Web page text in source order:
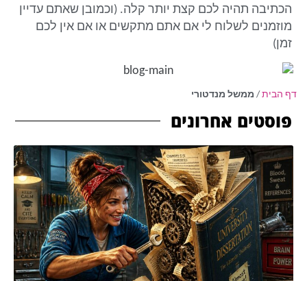
הכתיבה תהיה לכם קצת יותר קלה. (וכמובן שאתם עדיין
מוזמנים לשלוח לי אם אתם מתקשים או אם אין לכם
זמן)
דף הבית / ממשל מנדטורי
פוסטים אחרונים